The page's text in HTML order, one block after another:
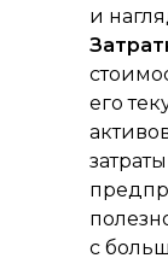
и
его
с